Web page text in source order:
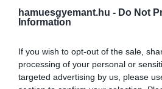
hamuesgyemant.hu - Do Not
Information
If you wish to opt-out of the sale,
processing of your personal or
targeted advertising by us, please
mivel egyre tovább élünkl A
igyekeznek megérteni,
tanulmányhoz a kutatók
fel, akiknek átlagéletkora 73